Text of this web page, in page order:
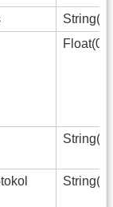
Float(0)
String(4)